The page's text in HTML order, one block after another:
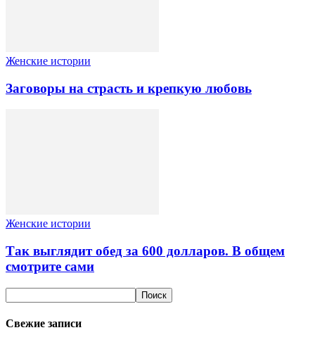
Женские истории
Заговоры на страсть и крепкую любовь
Женские истории
Так выглядит обед за 600 долларов. В общем
смотрите сами
Свежие записи